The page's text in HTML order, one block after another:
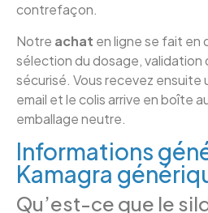
contrefaçon.
Notre achat en ligne se fait en
sélection du dosage, validation
sécurisé. Vous recevez ensuite
email et le colis arrive en boîte
emballage neutre.
Informations
Kamagra
Qu’est-ce que le